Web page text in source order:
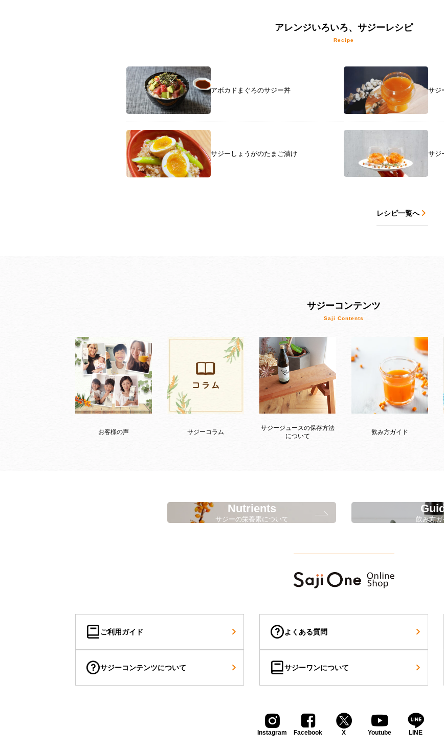
アレンジいろいろ、サジーレシピ
アボカドまぐろのサジー丼 サジ
サジーしょうがのたまご漬け サジ
レシピ一覧へ
サジーコンテンツ
お客様の声 サジーコラム
サジージュースの保存方法
について
飲み方ガイド
Nutrients
サジーの栄養素について 飲み方ガ
ご利用ガイド よくある質問
サジーコンテンツについて サジーワンについて
Instagram Facebook X Youtube LINE